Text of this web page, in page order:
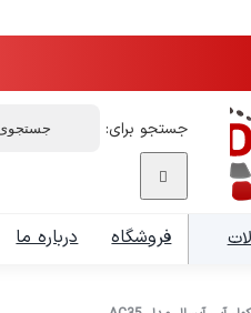
جستجو برای:
فروشگاه درباره ما